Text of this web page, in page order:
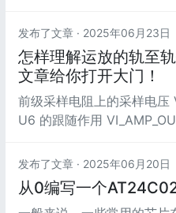
口，极大简化了嵌入式应用
助开发者快速构建嵌入式应
发布了文章 · 2025年06月23日
怎样理解运放的轨至
文章给你打开大门！
前级采样电阻上的采样电压
U6 的跟随作用
“负载效应”提高采集精度。
的输入保护二极管，当输入
电压还要高 VF（二极管正向
发布了文章 · 2025年06月20日
从0编写一个